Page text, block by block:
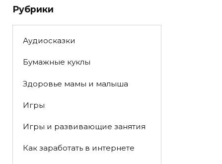
Рубрики
Аудиосказки
Бумажные куклы
Здоровье мамы и малыша
Игры
Игры и развивающие занятия
Как заработать в интернете